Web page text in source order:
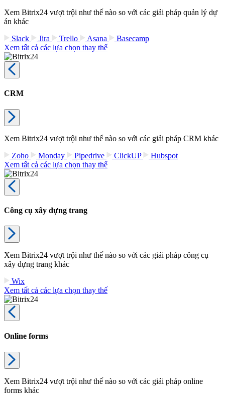
Xem Bitrix24 vượt trội như thế nào so với các giải pháp quản lý dự
án khác
Slack
Jira Trello Asana
Basecamp
Xem tất cả các lựa chọn thay thế
CRM
Xem Bitrix24 vượt trội như thế nào so với các giải pháp CRM khác
Zoho
Monday Pipedrive ClickUP
Hubspot
Xem tất cả các lựa chọn thay thế
Công cụ xây dựng trang
Xem Bitrix24 vượt trội như thế nào so với các giải pháp công cụ
xây dựng trang khác
Wix
Xem tất cả các lựa chọn thay thế
Online forms
Xem Bitrix24 vượt trội như thế nào so với các giải pháp online
forms khác